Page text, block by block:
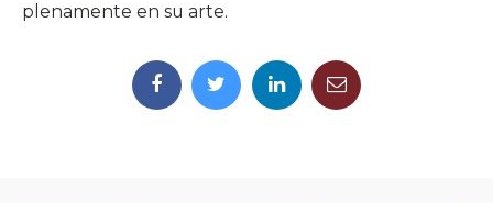
plenamente en su arte.